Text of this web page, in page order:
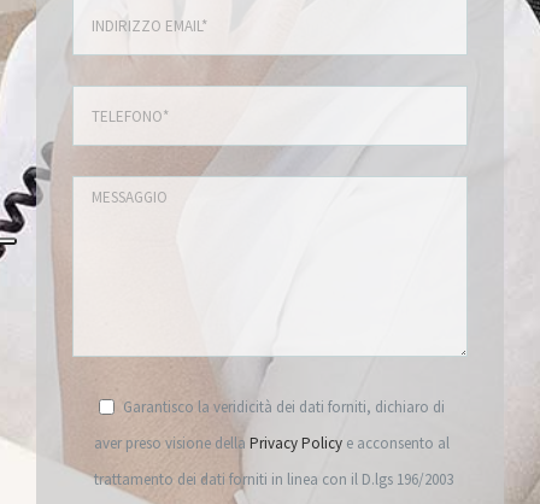
Garantisco la veridicità dei dati forniti, dichiaro di
aver preso visione della Privacy Policy e acconsento al
trattamento dei dati forniti in linea con il D.lgs 196/2003